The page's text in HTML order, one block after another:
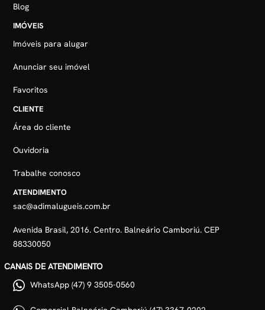
Blog
IMÓVEIS
Imóveis para alugar
Anunciar seu imóvel
Favoritos
CLIENTE
Área do cliente
Ouvidoria
Trabalhe conosco
ATENDIMENTO
sac@adimalugueis.com.br
Avenida Brasil, 2016. Centro. Balneário Camboriú. CEP
88330050
CANAIS DE ATENDIMENTO
WhatsApp (47) 9 3505-0560